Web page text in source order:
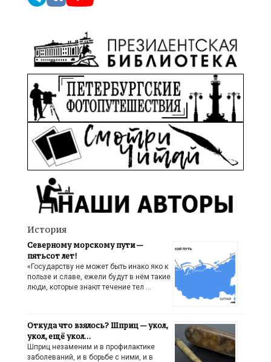
История
Северному морскому пути —
пятьсот лет!
«Государству не может быть инако яко к
пользе и славе, ежели будут в нём такие
люди, которые знают течение тел …
Откуда что взялось? Шприц — укол,
укол, ещё укол…
Шприц незаменим и в профилактике
заболеваний, и в борьбе с ними, и в